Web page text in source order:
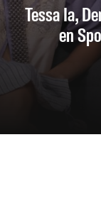
Tessa Ia,
en